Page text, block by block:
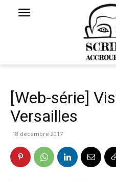
[Web-série]
Versailles
18 décembre 2017